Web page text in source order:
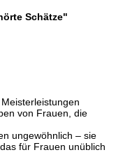
Schätze"
von Frauen, die
ungewöhnlich – sie
für Frauen unüblich